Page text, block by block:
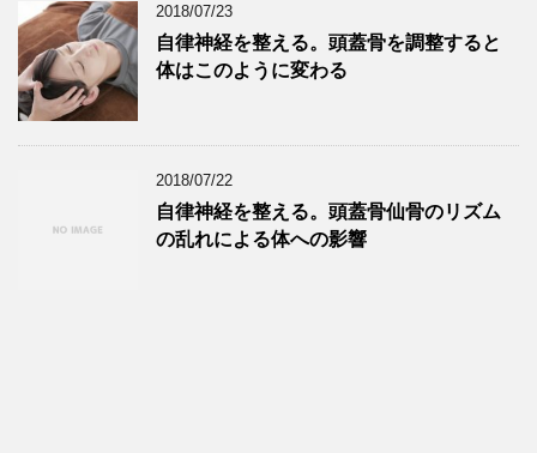
2018/07/23
自律神経を整える。頭蓋骨を調整すると
体はこのように変わる
2018/07/22
自律神経を整える。頭蓋骨仙骨のリズム
の乱れによる体への影響